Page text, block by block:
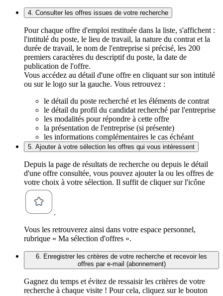
4. Consulter les offres issues de votre recherche
Pour chaque offre d'emploi restituée dans la liste, s'affichent :
l'intitulé du poste, le lieu de travail, la nature du contrat et la
durée de travail, le nom de l'entreprise si précisé, les 200
premiers caractères du descriptif du poste, la date de
publication de l'offre.
Vous accédez au détail d'une offre en cliquant sur son intitulé
ou sur le logo sur la gauche. Vous retrouvez :
le détail du poste recherché et les éléments de contrat
le détail du profil du candidat recherché par l'entreprise
les modalités pour répondre à cette offre
la présentation de l'entreprise (si présente)
les informations complémentaires le cas échéant
5. Ajouter à votre sélection les offres qui vous intéressent
Depuis la page de résultats de recherche ou depuis le détail
d'une offre consultée, vous pouvez ajouter la ou les offres de
votre choix à votre sélection. Il suffit de cliquer sur l'icône
.
Vous les retrouverez ainsi dans votre espace personnel,
rubrique « Ma sélection d'offres ».
6. Enregistrer les critères de votre recherche et recevoir les
offres par e-mail (abonnement)
Gagnez du temps et évitez de ressaisir les critères de votre
recherche à chaque visite ! Pour cela, cliquez sur le bouton